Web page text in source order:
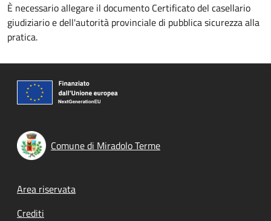
È necessario allegare il documento Certificato del casellario
giudiziario e dell'autorità provinciale di pubblica sicurezza alla
pratica.
Comune di Miradolo Terme
Footer menu
Area riservata
Crediti